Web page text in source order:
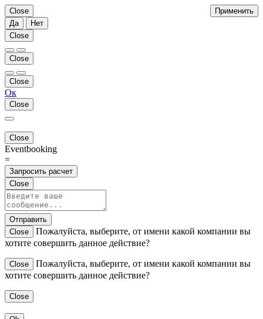
Применить
Close
Да
Нет
Close
Close
Close
Ок
Close
Close
Eventbooking
=
Запросить расчет
Close
Отправить
Close
Пожалуйста, выберите, от имени какой компании вы
хотите совершить данное действие?
Close
Пожалуйста, выберите, от имени какой компании вы
хотите совершить данное действие?
Close